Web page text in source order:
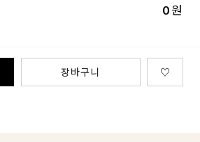
0원
장바구니 ♡